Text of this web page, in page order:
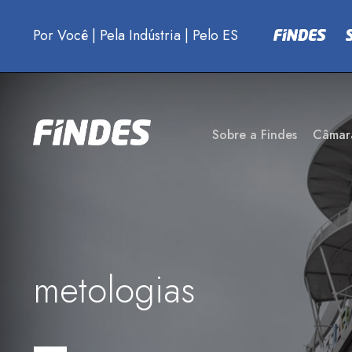
Por Você | Pela Indústria | Pelo ES
Sobre a Findes
metologias